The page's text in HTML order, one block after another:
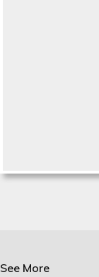
See More